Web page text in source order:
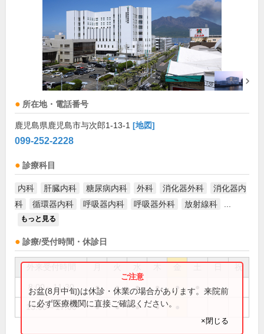
所在地・電話番号
鹿児島県鹿児島市与次郎1-13-1 [地図]
099-252-2228
診療科目
内科 肝臓内科 糖尿病内科 外科 消化器外科
消化器内
科
循環器内科 呼吸器内科 呼吸器外科 放射線科
もっと見る
診療/受付時間・休診日
祝
8:00～11:30 ● ● ● ● ●
13:00～17:00 ● ● ● ●
お盆(8月中旬)は休診・休業の場合があります。来院前
に必ず医療機関に直接ご確認ください。
×閉じる